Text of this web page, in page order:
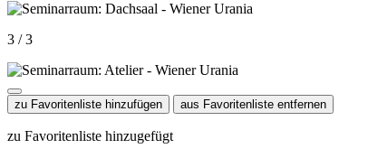
3 / 3
zu Favoritenliste hinzufügen aus Favoritenliste entfernen
zu Favoritenliste hinzugefügt